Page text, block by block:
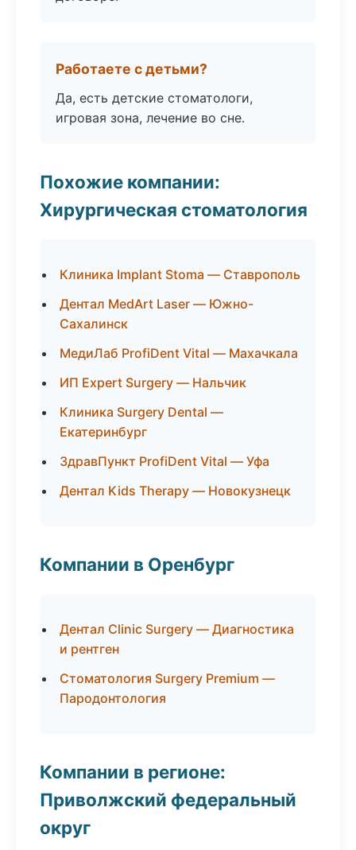
Работаете с детьми?
Да, есть детские стоматологи,
игровая зона, лечение во сне.
Похожие компании:
Хирургическая стоматология
Клиника Implant Stoma — Ставрополь
Дентал MedArt Laser — Южно-
Сахалинск
МедиЛаб ProfiDent Vital — Махачкала
ИП Expert Surgery — Нальчик
Клиника Surgery Dental —
Екатеринбург
ЗдравПункт ProfiDent Vital — Уфа
Дентал Kids Therapy — Новокузнецк
Компании в Оренбург
Дентал Clinic Surgery — Диагностика
и рентген
Стоматология Surgery Premium —
Пародонтология
Компании в регионе:
Приволжский федеральный
округ